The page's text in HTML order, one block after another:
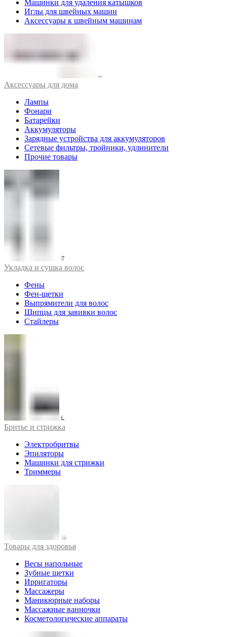
Машинки для удаления катышков
Иглы для швейных машин
Аксессуары к швейным машинам
Аксессуары для дома
Лампы
Фонари
Батарейки
Аккумуляторы
Зарядные устройства для аккумуляторов
Сетевые фильтры, тройники, удлинители
Прочие товары
Укладка и сушка волос
Фены
Фен-щетки
Выпрямители для волос
Щипцы для завивки волос
Стайлеры
Бритье и стрижка
Электробритвы
Эпиляторы
Машинки для стрижки
Триммеры
Товары для здоровья
Весы напольные
Зубные щетки
Ирригаторы
Массажеры
Маникюрные наборы
Массажные ванночки
Косметологические аппараты